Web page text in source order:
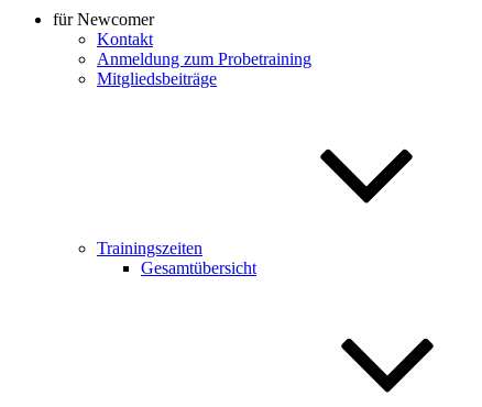
für Newcomer
Kontakt
Anmeldung zum Probetraining
Mitgliedsbeiträge
Trainingszeiten
Gesamtübersicht